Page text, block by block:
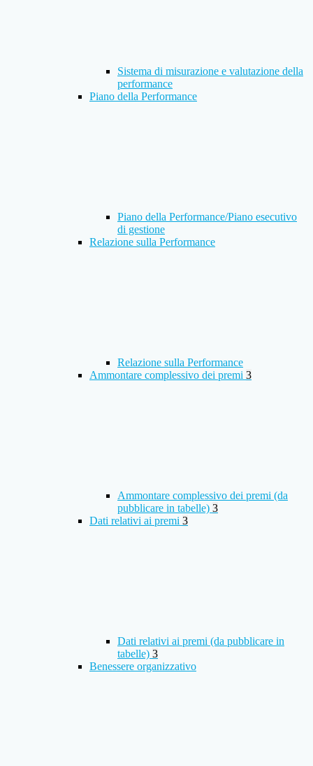
Sistema di misurazione e valutazione della
performance
Piano della Performance
Piano della Performance/Piano esecutivo
di gestione
Relazione sulla Performance
Relazione sulla Performance
Ammontare complessivo dei premi 3
Ammontare complessivo dei premi (da
pubblicare in tabelle) 3
Dati relativi ai premi 3
Dati relativi ai premi (da pubblicare in
tabelle) 3
Benessere organizzativo